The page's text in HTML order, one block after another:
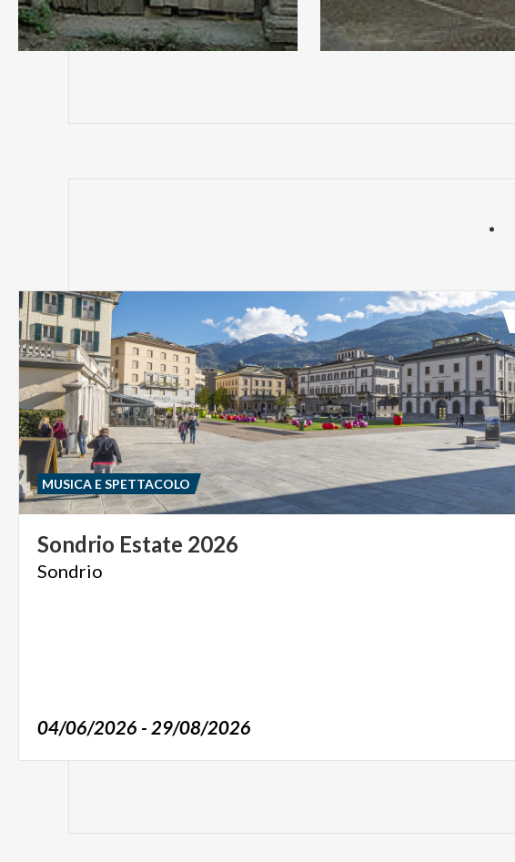
Sondrio Estate 2026
Sondrio
04/06/2026 - 29/08/2026
MUSICA E SPETTACOLO